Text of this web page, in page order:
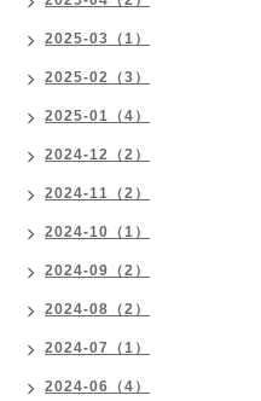
2025-03（1）
2025-02（3）
2025-01（4）
2024-12（2）
2024-11（2）
2024-10（1）
2024-09（2）
2024-08（2）
2024-07（1）
2024-06（4）